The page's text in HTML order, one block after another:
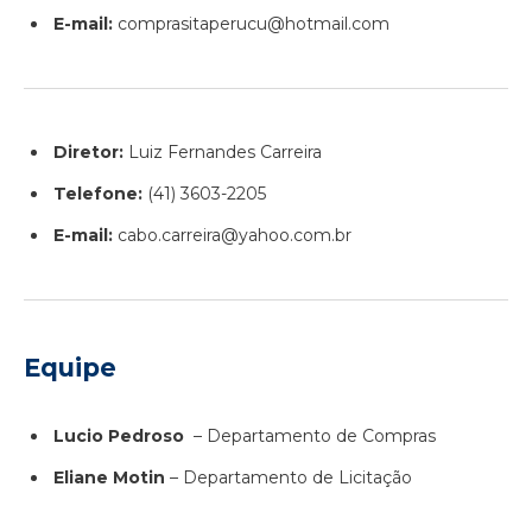
E-mail: comprasitaperucu@hotmail.com
Diretor: Luiz Fernandes Carreira
Telefone: (41) 3603-2205
E-mail: cabo.carreira@yahoo.com.br
Equipe
Lucio Pedroso – Departamento de Compras
Eliane Motin – Departamento de Licitação